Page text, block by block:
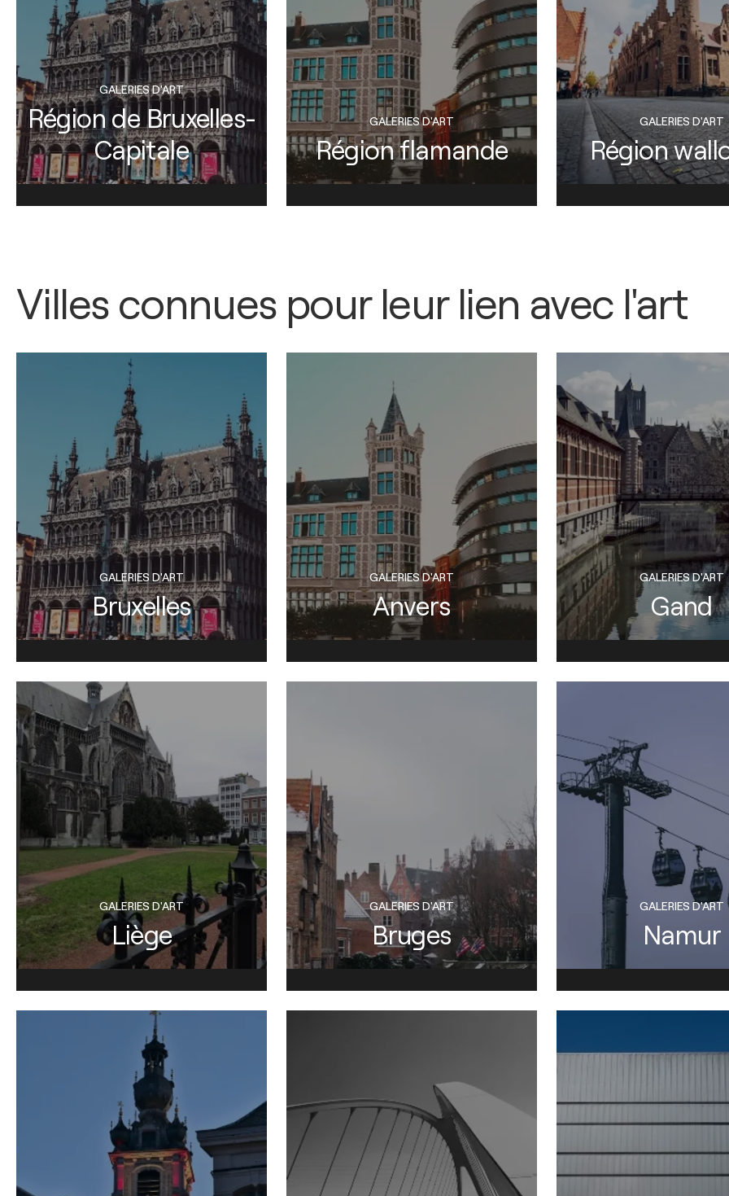
Région de Bruxelles-
Capitale
GALERIES D'ART
Région flamande
GALERIES D'ART
Région
GALERIES D'ART
Villes connues pour leur lien avec l'art
Bruxelles
GALERIES D'ART
Anvers
GALERIES D'ART
Gand
GALERIES D'ART
Liège
GALERIES D'ART
Bruges
GALERIES D'ART
Namur
GALERIES D'ART